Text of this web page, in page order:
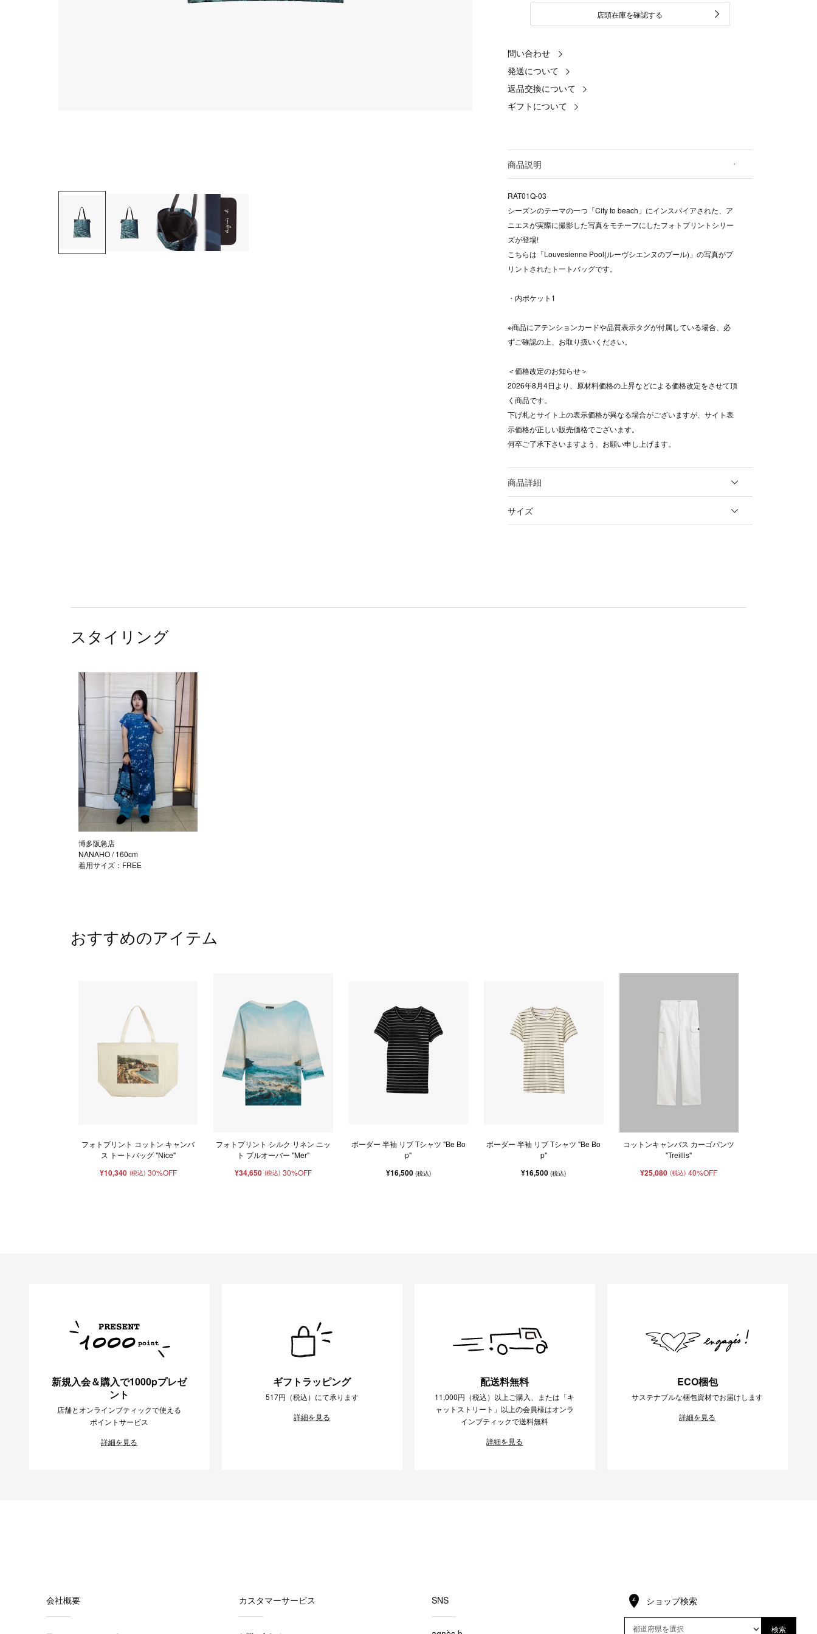
店頭在庫を確認する
問い合わせ
発送について
返品交換について
ギフトについて
商品説明
RAT01Q-03
シーズンのテーマの一つ「City to beach」にインスパイアされた、ア
ニエスが実際に撮影した写真をモチーフにしたフォトプリントシリー
ズが登場!
こちらは「Louvesienne Pool(ルーヴシエンヌのプール)」の写真がプ
リントされたトートバッグです。
・内ポケット1
※商品にアテンションカードや品質表示タグが付属している場合、必
ずご確認の上、お取り扱いください。
＜価格改定のお知らせ＞
2026年8月4日より、原材料価格の上昇などによる価格改定をさせて頂
く商品です。
下げ札とサイト上の表示価格が異なる場合がございますが、サイト表
示価格が正しい販売価格でございます。
何卒ご了承下さいますよう、お願い申し上げます。
商品詳細
サイズ
スタイリング
博多阪急店
NANAHO/ 160cm
着用サイズ：FREE
おすすめのアイテム
フォトプリント コットン キャンバ
ス トートバッグ "Nice"
¥10,340 (税込) 30%OFF
フォトプリント シルク リネン ニッ
ト プルオーバー "Mer"
¥34,650 (税込) 30%OFF
ボーダー 半袖 リブ Tシャツ "Be Bo
p"
¥16,500 (税込)
ボーダー 半袖 リブ Tシャツ "Be Bo
p"
¥16,500(税込)
コットンキャンバス カーゴパンツ
"Treillis"
¥25,080 (税込) 40%OFF
新規入会＆購入で1000pプレゼ
ント
店舗とオンラインブティックで使える
ポイントサービス
詳細を見る
ギフトラッピング
517円（税込）にて承ります
詳細を見る
配送料無料
11,000円（税込）以上ご購入、または「キ
ャットストリート」以上の会員様はオンラ
インブティックで送料無料
詳細を見る
ECO梱包
サステナブルな梱包資材でお届けします
詳細を見る
会社概要 カスタマーサービス SNS ショップ検索
検索